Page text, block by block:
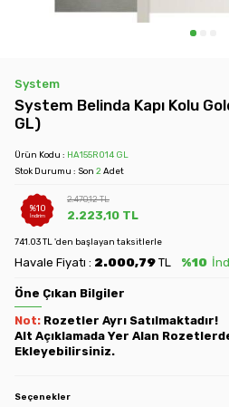
System
System Belinda Kapı Kolu
GL)
Ürün Kodu : HA155RO14 GL
Stok Durumu : Son 2 Adet
%10
İndirim
2.470,12TL
2.223,10 TL
741.03 TL 'den başlayan taksitlerle
Havale Fiyatı : 2.000,79 TL %10
Öne Çıkan Bilgiler
Not: Rozetler Ayrı Satılmaktadır!
Alt Açıklamada Yer Alan
Ekleyebilirsiniz.
Seçenekler